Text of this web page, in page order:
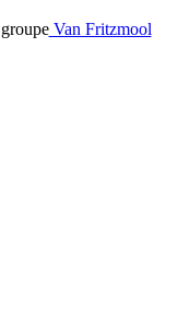
Van Fritzmool